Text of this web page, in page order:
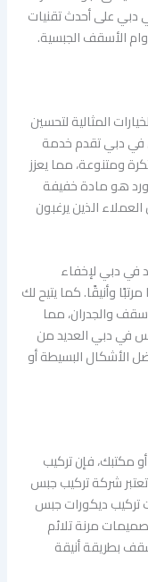
دبي على أحدث تقنيات
الأسقف الجبسية.
المثالية لتحسين
في دبي تقدم خدمة
ومتنوعة، مما يعزز
هو مادة خفيفة
الذين يرغبون
في دبي لإخفاء
وأنيقًا. كما يتيح لك
والجدران، مما
في دبي العديد من
الأشكال البسيطة أو
مكتبك، فإن تركيب
شركة تركيب جبس
تركيب ديكورات جبس
مرنة تلائم
بطريقة أنيقة